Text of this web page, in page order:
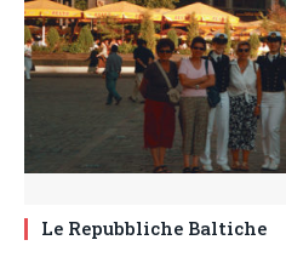
Le Repubbliche Baltiche